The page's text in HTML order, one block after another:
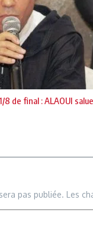
de final : ALAOUI
pas publiée. Les